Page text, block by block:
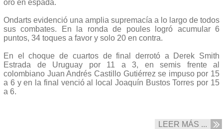
oro en espada.
Ondarts evidenció una amplia supremacía a lo largo de todos
sus combates. En la ronda de poules logró acumular 6
puntos, 34 toques a favor y solo 20 en contra.
En el choque de cuartos de final derrotó a Derek Smith
Estrada de Uruguay por 11 a 3, en semis frente al
colombiano Juan Andrés Castillo Gutiérrez se impuso por 15
a 6 y en la final venció al local Joaquín Bustos Torres por 15
a 6.
LEER MÁS ...